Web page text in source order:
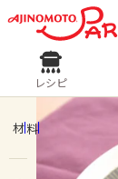
人気の食
レシピ
材料